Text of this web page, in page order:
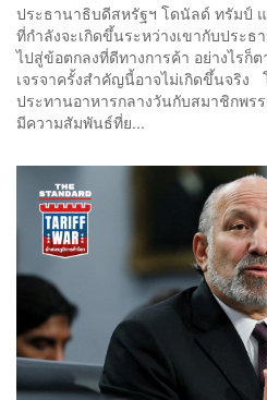
ประธานาธิบดีสหรัฐฯ โดนัลด์ ทรัมป์
ที่กำลังจะเกิดขึ้นระหว่างเขากับประ
ไปสู่ข้อตกลงที่ดีทางการค้า อย่างไรก็
เจรจาครั้งสำคัญนี้อาจไม่เกิดขึ้นจริง
ประทานอาหารกลางวันกับสมาชิกพร
มีความสัมพันธ์ที่ย...